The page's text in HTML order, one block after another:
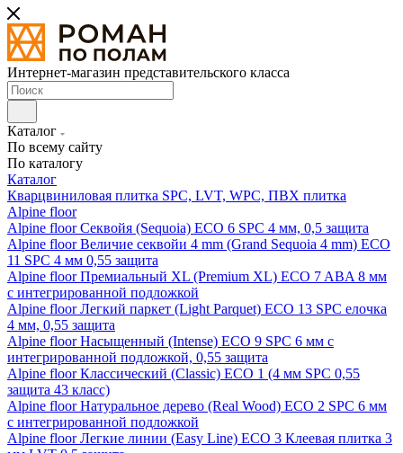
Интернет-магазин представительского класса
Каталог
По всему сайту
По каталогу
Каталог
Кварцвиниловая плитка SPC, LVT, WPC, ПВХ плитка
Alpine floor
Alpine floor Секвойя (Sequoia) ECO 6 SPC 4 мм, 0,5 защита
Alpine floor Величие секвойи 4 mm (Grand Sequoia 4 mm) ECO
11 SPC 4 мм 0,55 защита
Alpine floor Премиальный XL (Premium XL) ECO 7 ABA 8 мм
с интегрированной подложкой
Alpine floor Легкий паркет (Light Parquet) ECO 13 SPC елочка
4 мм, 0,55 защита
Alpine floor Насыщенный (Intense) ECO 9 SPC 6 мм с
интегрированной подложкой, 0,55 защита
Alpine floor Классический (Classic) ECO 1 (4 мм SPC 0,55
защита 43 класс)
Alpine floor Натуральное дерево (Real Wood) ECO 2 SPC 6 мм
с интегрированной подложкой
Alpine floor Легкие линии (Easy Line) ECO 3 Клеевая плитка 3